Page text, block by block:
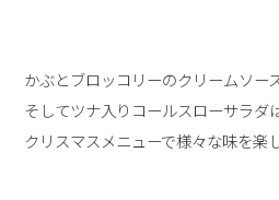
かぶとブロッコリーのクリームソー
そしてツナ入りコールスローサラダ
クリスマスメニューで様々な味を楽